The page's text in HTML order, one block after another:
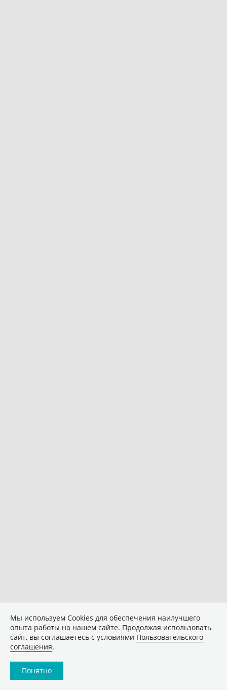
Мы используем Сookies для обеспечения наилучшего
опыта работы на нашем сайте. Продолжая использовать
сайт, вы соглашаетесь с условиями Пользовательского
соглашения.
Понятно